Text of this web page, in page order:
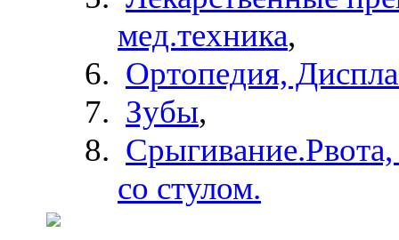
мед.техника,
Ортопедия,
Зубы,
со стулом.